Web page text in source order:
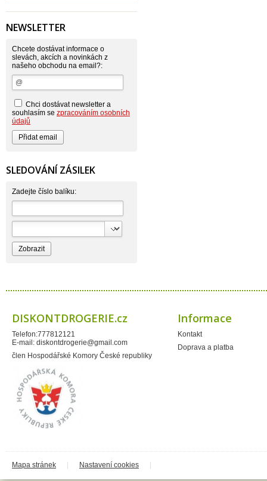
Alufix
Astonish
Atlantic
AutoMax Group
Axcentive
BaL
Bateria
Beauty Lille
Beiersdorf - Nivea
Bella
Benkor
BERGEN S. R. L.
Bettina Barty
Bio-repel
Bioclean
Biolit
BIOM s.r.o.
Bioprospect
Bispol
Blue Stratos
BlueSun
Bolton
BumusCare GmBh
Certex
Chante Clair
Chopa
ChupaChups
Claro
Cleanzy s.r.o.
Cleary Group Italy
Clovin Germany
Codaa
Colgate - Palmolive
Coty
Coyote
Dalli
Dalli - Werkge Germany
NEWSLETTER
Chcete dostávat informace o
slevách, akcích a novinkách z
našeho obchodu na email?:
Chci dostávat newsletter a
souhlasím se zpracováním osobních
údajů
SLEDOVÁNÍ ZÁSILEK
Zadejte číslo balíku:
DISKONTDROGERIE.cz
Telefon:777812121
E-mail: diskontdrogerie@gmail.com
člen Hospodářské Komory České republiky
Informace
Kontakt
Doprava a platba
Mapa stránek Nastavení cookies